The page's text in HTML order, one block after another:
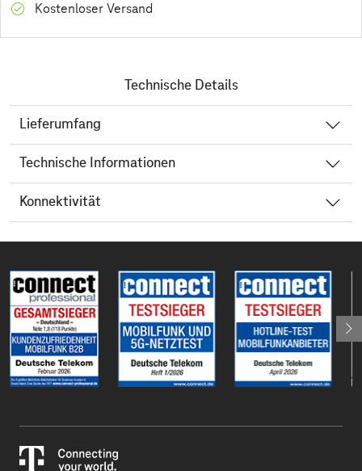
Kostenloser Versand
Technische Details
Lieferumfang
Technische Informationen
Konnektivität